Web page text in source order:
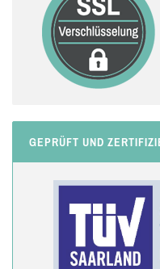
GEPRÜFT UND